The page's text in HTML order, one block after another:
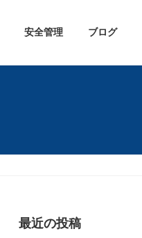
安全管理 ブログ
最近の投稿